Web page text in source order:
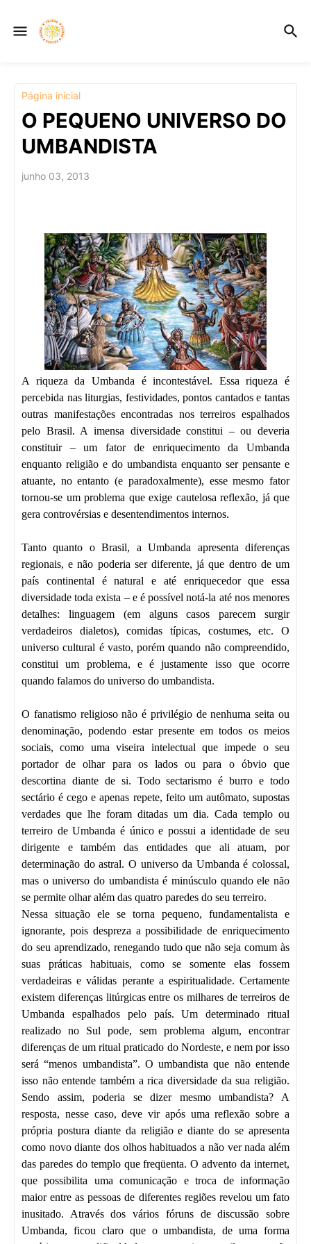
Página inicial
O PEQUENO UNIVERSO DO
UMBANDISTA
junho 03, 2013
A riqueza da Umbanda é incontestável. Essa riqueza é
percebida nas liturgias, festividades, pontos cantados e tantas
outras manifestações encontradas nos terreiros espalhados
pelo Brasil. A imensa diversidade constitui – ou deveria
constituir – um fator de enriquecimento da Umbanda
enquanto religião e do umbandista enquanto ser pensante e
atuante, no entanto (e paradoxalmente), esse mesmo fator
tornou-se um problema que exige cautelosa reflexão, já que
gera controvérsias e desentendimentos internos.
Tanto quanto o Brasil, a Umbanda apresenta diferenças
regionais, e não poderia ser diferente, já que dentro de um
país continental é natural e até enriquecedor que essa
diversidade toda exista – e é possível notá-la até nos menores
detalhes: linguagem (em alguns casos parecem surgir
verdadeiros dialetos), comidas típicas, costumes, etc. O
universo cultural é vasto, porém quando não compreendido,
constitui um problema, e é justamente isso que ocorre
quando falamos do universo do umbandista.
O fanatismo religioso não é privilégio de nenhuma seita ou
denominação, podendo estar presente em todos os meios
sociais, como uma viseira intelectual que impede o seu
portador de olhar para os lados ou para o óbvio que
descortina diante de si. Todo sectarismo é burro e todo
sectário é cego e apenas repete, feito um autômato, supostas
verdades que lhe foram ditadas um dia. Cada templo ou
terreiro de Umbanda é único e possui a identidade de seu
dirigente e também das entidades que ali atuam, por
determinação do astral. O universo da Umbanda é colossal,
mas o universo do umbandista é minúsculo quando ele não
se permite olhar além das quatro paredes do seu terreiro.
Nessa situação ele se torna pequeno, fundamentalista e
ignorante, pois despreza a possibilidade de enriquecimento
do seu aprendizado, renegando tudo que não seja comum às
suas práticas habituais, como se somente elas fossem
verdadeiras e válidas perante a espiritualidade. Certamente
existem diferenças litúrgicas entre os milhares de terreiros de
Umbanda espalhados pelo país. Um determinado ritual
realizado no Sul pode, sem problema algum, encontrar
diferenças de um ritual praticado do Nordeste, e nem por isso
será “menos umbandista”. O umbandista que não entende
isso não entende também a rica diversidade da sua religião.
Sendo assim, poderia se dizer mesmo umbandista? A
resposta, nesse caso, deve vir após uma reflexão sobre a
própria postura diante da religião e diante do se apresenta
como novo diante dos olhos habituados a não ver nada além
das paredes do templo que freqüenta. O advento da internet,
que possibilita uma comunicação e troca de informação
maior entre as pessoas de diferentes regiões revelou um fato
inusitado. Através dos vários fóruns de discussão sobre
Umbanda, ficou claro que o umbandista, de uma forma